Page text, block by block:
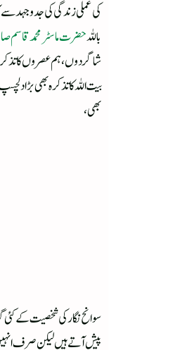
کی عملی زندگی کی جدوجہد
باللہحضرت ماسٹر محمد
شاگردوں، ہم عصروں کا
بیت اللہ کا تذکرہ بھی بڑا
بھی،
سوانح نگارکی شخصیت کے کئی
پیش آتے ہیں لیکن صرف